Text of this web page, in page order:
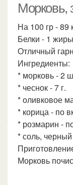
Морковь,
На 100 гр - 89
Белки - 1
Отличный
Ингредиенты:
* морковь - 2
* чеснок - 7 г.
* оливковое
* корица - по
* розмарин -
* соль,
Морковь